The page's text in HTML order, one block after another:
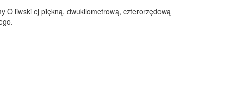
O liwski ej piękną, dwukilometrową, czterorzędową